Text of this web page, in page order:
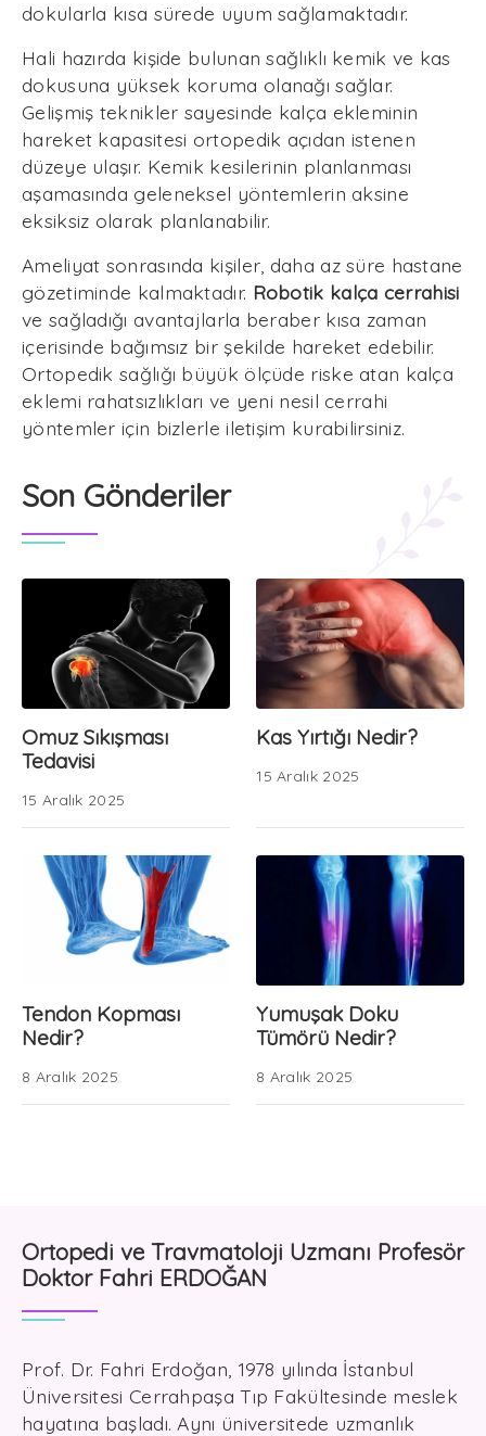
dokularla kısa sürede uyum sağlamaktadır.
Hali hazırda kişide bulunan sağlıklı kemik ve kas
dokusuna yüksek koruma olanağı sağlar.
Gelişmiş teknikler sayesinde kalça ekleminin
hareket kapasitesi ortopedik açıdan istenen
düzeye ulaşır. Kemik kesilerinin planlanması
aşamasında geleneksel yöntemlerin aksine
eksiksiz olarak planlanabilir.
Ameliyat sonrasında kişiler, daha az süre hastane
gözetiminde kalmaktadır. Robotik kalça cerrahisi
ve sağladığı avantajlarla beraber kısa zaman
içerisinde bağımsız bir şekilde hareket edebilir.
Ortopedik sağlığı büyük ölçüde riske atan kalça
eklemi rahatsızlıkları ve yeni nesil cerrahi
yöntemler için bizlerle iletişim kurabilirsiniz.
Son Gönderiler
Omuz Sıkışması
Tedavisi
15 Aralık 2025
Kas Yırtığı Nedir?
15 Aralık 2025
Tendon Kopması
Nedir?
8 Aralık 2025
Yumuşak Doku
Tümörü Nedir?
8 Aralık 2025
Ortopedi ve Travmatoloji Uzmanı Profesör
Doktor Fahri ERDOĞAN
Prof. Dr. Fahri Erdoğan, 1978 yılında İstanbul
Üniversitesi Cerrahpaşa Tıp Fakültesinde meslek
hayatına başladı. Aynı üniversitede uzmanlık